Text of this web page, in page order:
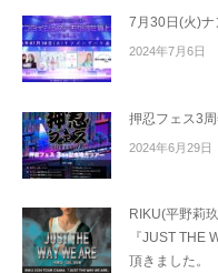
7月30日(火)ナ
2024年7月6日
押忍フェス3
2024年6月29日
RIKU(平野莉
『JUST THE
頂きました。